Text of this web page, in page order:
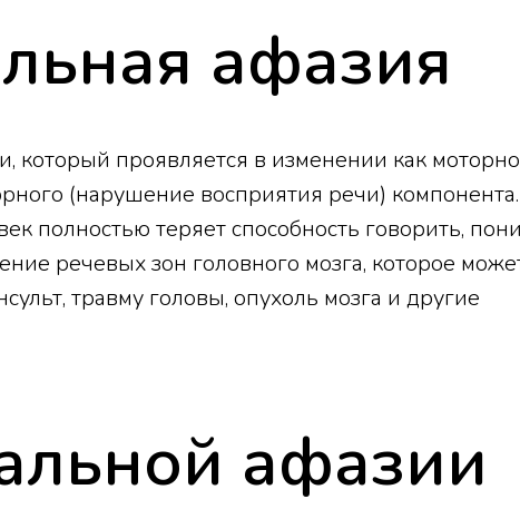
афазия
который проявляется в изменении как
(нарушение восприятия речи)
полностью теряет способность говорить,
речевых зон головного мозга, которое
травму головы, опухоль мозга и другие
афазии